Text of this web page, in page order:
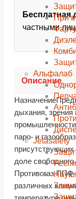
При
Альфалаб
Jetasafety
Бесплатная
частными
Описание
дыхания, зрения
промышленности
паро- и
доле
Противогаз
различных